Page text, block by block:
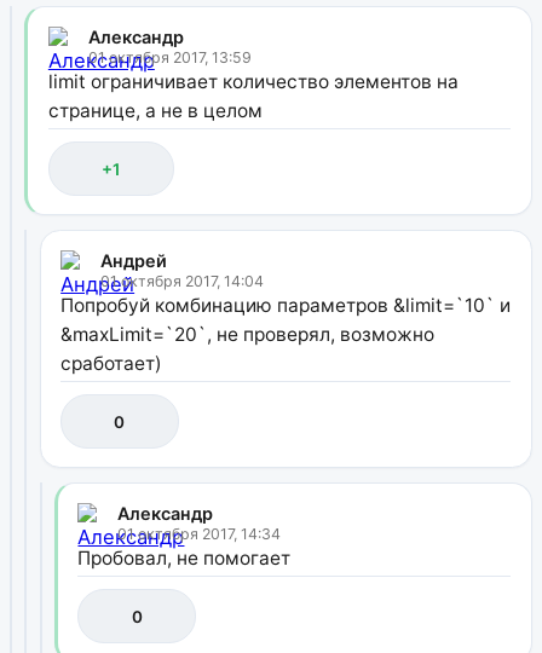
Александр
01 октября 2017, 13:59
limit ограничивает количество элементов на
странице, а не в целом
+1
Андрей
01 октября 2017, 14:04
Попробуй комбинацию параметров &limit=`10` и
&maxLimit=`20`, не проверял, возможно
сработает)
0
Александр
01 октября 2017, 14:34
Пробовал, не помогает
0